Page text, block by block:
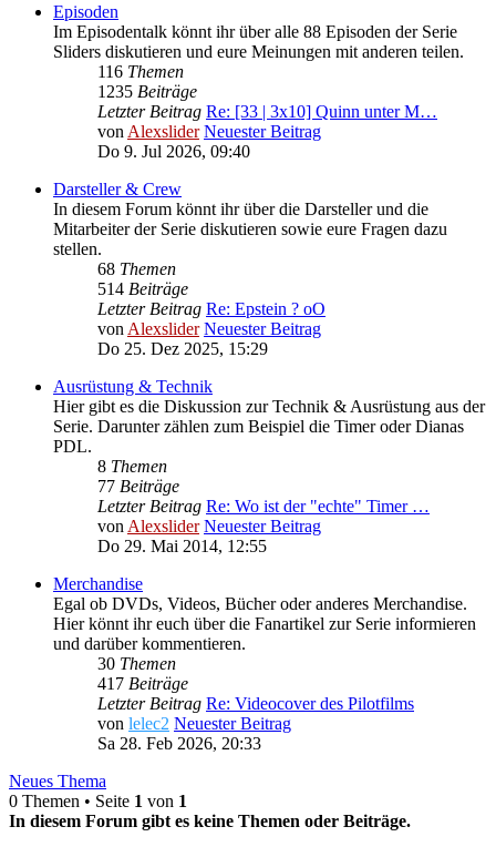
Episoden
Im Episodentalk könnt ihr über alle 88 Episoden der Serie
Sliders diskutieren und eure Meinungen mit anderen teilen.
116 Themen
1235 Beiträge
Letzter Beitrag Re: [33 | 3x10] Quinn unter M…
von Alexslider Neuester Beitrag
Do 9. Jul 2026, 09:40
Darsteller & Crew
In diesem Forum könnt ihr über die Darsteller und die
Mitarbeiter der Serie diskutieren sowie eure Fragen dazu
stellen.
68 Themen
514 Beiträge
Letzter Beitrag Re: Epstein ? oO
von Alexslider Neuester Beitrag
Do 25. Dez 2025, 15:29
Ausrüstung & Technik
Hier gibt es die Diskussion zur Technik & Ausrüstung aus der
Serie. Darunter zählen zum Beispiel die Timer oder Dianas
PDL.
8 Themen
77 Beiträge
Letzter Beitrag Re: Wo ist der "echte" Timer …
von Alexslider Neuester Beitrag
Do 29. Mai 2014, 12:55
Merchandise
Egal ob DVDs, Videos, Bücher oder anderes Merchandise.
Hier könnt ihr euch über die Fanartikel zur Serie informieren
und darüber kommentieren.
30 Themen
417 Beiträge
Letzter Beitrag Re: Videocover des Pilotfilms
von lelec2 Neuester Beitrag
Sa 28. Feb 2026, 20:33
Neues Thema
0 Themen • Seite 1 von 1
In diesem Forum gibt es keine Themen oder Beiträge.